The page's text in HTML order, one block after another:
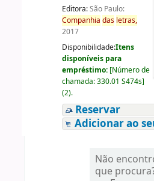
Editora:São Paulo:
Companhia das letras,
2017
Disponibilidade:Itens
disponíveis para
empréstimo: [Número de
chamada:330.01 S474s]
(2).
Reservar
Adicionar ao
Não
que